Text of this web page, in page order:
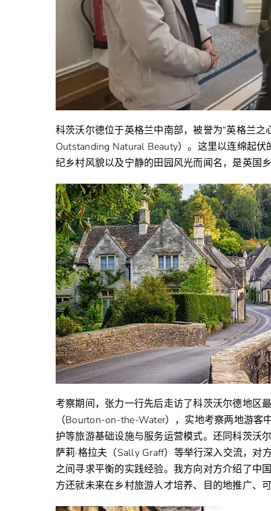
科茨沃尔德位于英格兰中南部，被誉为“英格兰
Outstanding Natural Beauty）。这里以连绵起
纪乡村风貌以及宁静的田园风光而闻名，是英国
考察期间，张力一行先后走访了科茨沃尔德地
（Bourton-on-the-Water），实地考察两地游
护等旅游基础设施与服务运营模式。还同科茨沃
萨莉·格拉夫（Sally Graff）等举行深入交流，对
之间寻求平衡的实践经验。我方向对方介绍了中
方还就未来在乡村旅游人才培养、目的地推广、